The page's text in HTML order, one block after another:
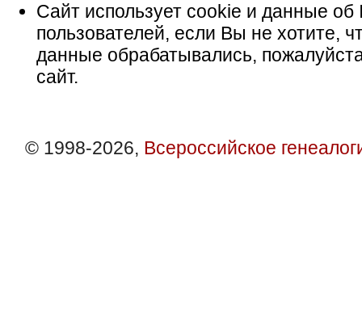
Сайт использует cookie и данные об
пользователей, если Вы не хотите,
данные обрабатывались,
сайт.
© 1998-2026, Всероссийское